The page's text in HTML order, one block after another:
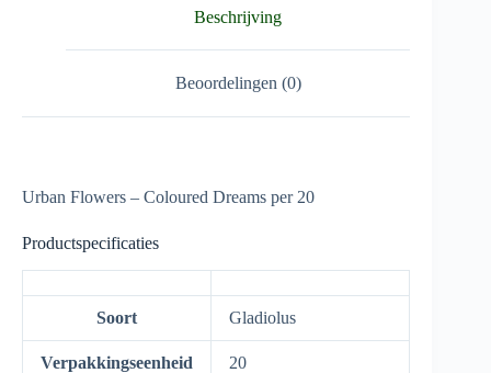
Beschrijving
Beoordelingen (0)
Urban Flowers – Coloured Dreams per 20
Productspecificaties
Soort Gladiolus
Verpakkingseenheid 20